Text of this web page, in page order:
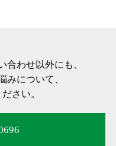
合わせ以外にも、
みについて、
さい。